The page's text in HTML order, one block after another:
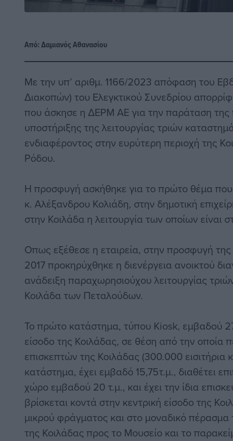
Από:Δαμιανός Αθανασίου
Με την υπ’ αριθμ. 1166/2023 απόφαση του
Διακοπών) του Ελεγκτικού Συνεδρίου
που άσκησε η ΔΕΡΜ ΑΕ για την παράταση
υποστήριξης της λειτουργίας τριών
ενδιαφέροντος στην ευρύτερη περιοχή της
Ρόδου.
Η προσφυγή ασκήθηκε για το πρώτο θέμα που
κ. Αλέξανδρου Κολιάδη, στην δημοτική
στην Κοιλάδα η λειτουργία των οποίων είναι
Οπως εξέθεσε η εταιρεία, στην προσφυγή
2017 προκηρύχθηκε η διενέργεια ανοικτού
ανάδειξη παραχωρησιούχου λειτουργίας
Κοιλάδα των Πεταλούδων.
Το πρώτο κατάστημα, τύπου Kiosk, εμβαδού
είσοδο της Κοιλάδας, σε θέση από την οποία
επισκεπτών της Κοιλάδας (300.000 εισιτήρια
κατάστημα, έχει εμβαδό 15,75τ.μ., διαθέτει
χώρο εμβαδού 20 τ.μ., και έχει την ίδια
βρίσκεται κοντά στην κεντρική είσοδο της
μικρού φράγματος και στο μοναδικό
της Κοιλάδας προς το Μουσείο και το